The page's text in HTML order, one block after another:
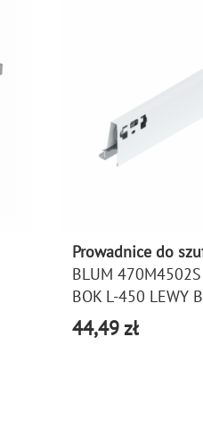
Prowadnice do
BLUM 470M4502S
BOK L-450 LEWY
44,49 zł